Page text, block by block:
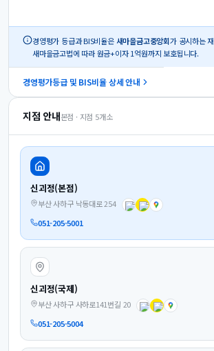
경영평가 등급과 BIS비율은 새마을금고중앙회가 공시하는
새마을금고법에 따라 원금+이자 1억원까지 보호됩니다.
경영평가등급 및 BIS비율 상세 안내
지점 안내본점 · 지점 5개소
신괴정(본점)
부산 사하구 낙동대로 254
051-205-5001
신괴정(국제)
부산 사하구 사하로141번길 20
051-205-5004